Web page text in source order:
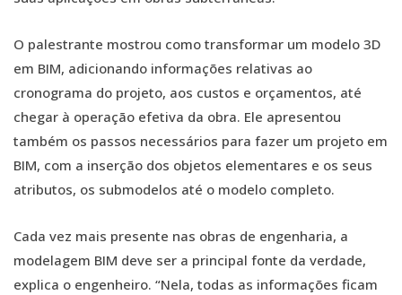
O palestrante mostrou como transformar um modelo 3D
em BIM, adicionando informações relativas ao
cronograma do projeto, aos custos e orçamentos, até
chegar à operação efetiva da obra. Ele apresentou
também os passos necessários para fazer um projeto em
BIM, com a inserção dos objetos elementares e os seus
atributos, os submodelos até o modelo completo.
Cada vez mais presente nas obras de engenharia, a
modelagem BIM deve ser a principal fonte da verdade,
explica o engenheiro. “Nela, todas as informações ficam